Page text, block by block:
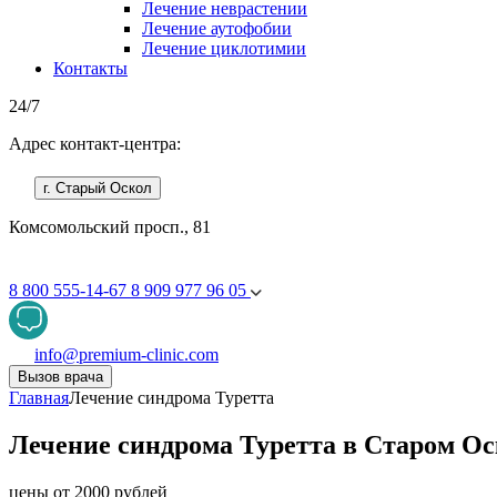
Лечение неврастении
Лечение аутофобии
Лечение циклотимии
Контакты
24/7
Адрес контакт-центра:
г. Старый Оскол
Комсомольский просп., 81
8 800 555-14-67 8 909 977 96 05
info@premium-clinic.com
Вызов врача
ГлавнаяЛечение синдрома Туретта
Лечение синдрома Туретта в Старом
цены от 2000 рублей